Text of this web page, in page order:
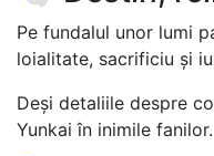
Pe fundalul unor lumi
loialitate, sacrificiu și
Deși detaliile despre
Yunkai în inimile fanilor.